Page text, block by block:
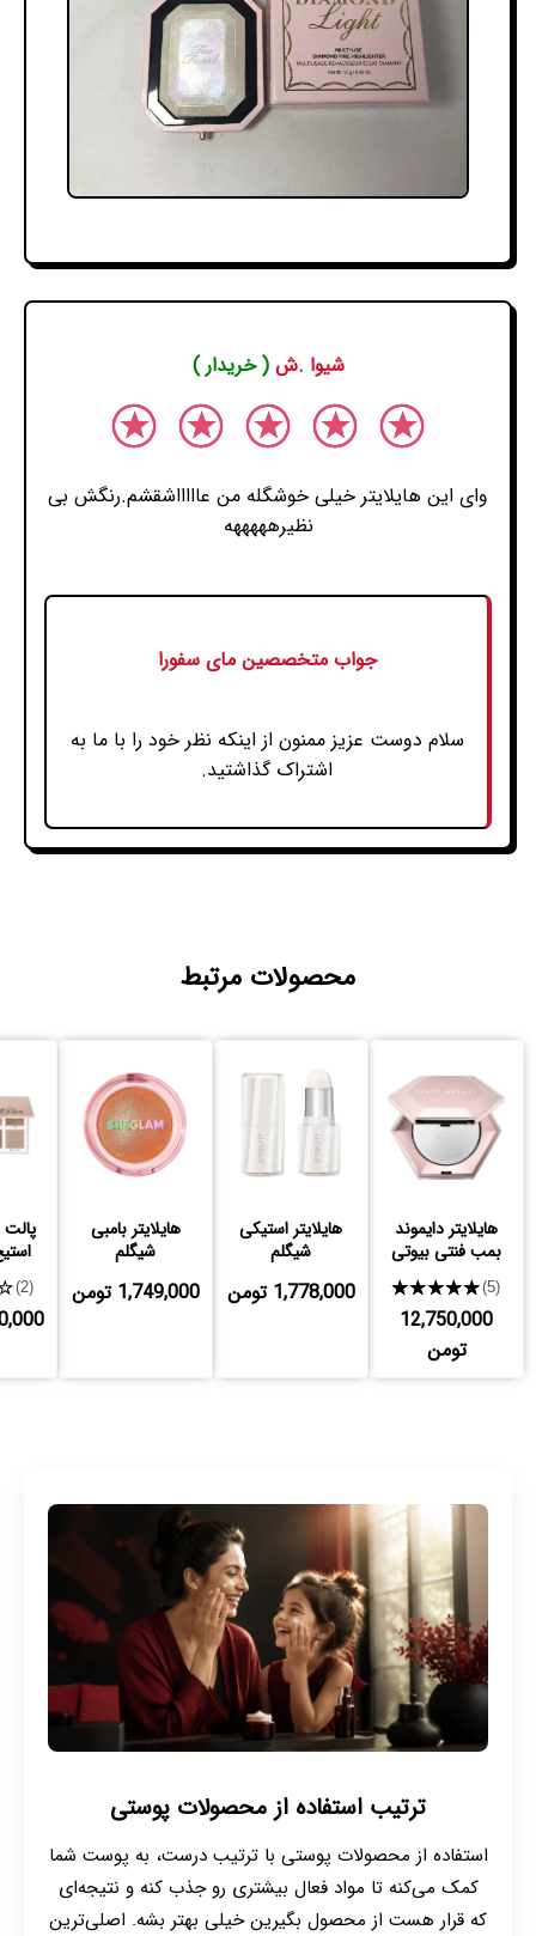
شیوا .ش( خریدار )
وای این هایلایتر خیلی خوشگله من عاااااشقشم.رنگش بی
نظیرهههههه
جواب متخصصین مای سفورا
سلام دوست عزیز ممنون از اینکه نظر خود را با ما به
اشتراک گذاشتید.
محصولات مرتبط
هایلایتر دایموند
بمب فنتی بیوتی
★★★★★(5)
12,750,000
تومن
هایلایتر استیکی
شیگلم
1,778,000 تومن
هایلایتر بامبی
شیگلم
1,749,000 تومن
پالت
(2)
ترتیب استفاده از محصولات پوستی
استفاده از محصولات پوستی با ترتیب درست، به پوست شما
کمک می‌کنه تا مواد فعال بیشتری رو جذب کنه و نتیجه‌ای
که قرار هست از محصول بگیرین خیلی بهتر بشه. اصلی‌ترین